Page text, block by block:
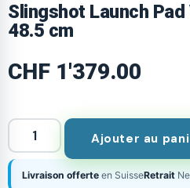
Slingshot Launch
48.5 cm
CHF 1'379.00
Ajouter au
Livraison offerte en SuisseRetrait